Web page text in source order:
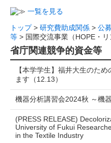
一覧を見る
トップ> 研究費助成関係 > 公
等 > 国際交流事業（HOPE・
省庁関連競争的資金等
【本学学生】福井大生のた
ます（12.13）
機器分析講習会2024秋 ～機
(PRESS RELEASE)
University of Fukui
in the Textile Industry